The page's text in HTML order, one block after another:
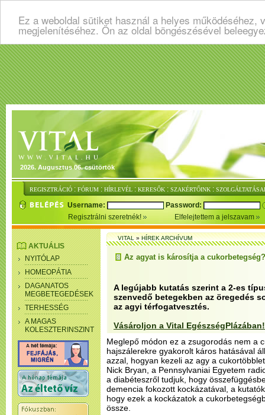
Ez a weboldal sütiket használ a helyes
megjelenítéséhez. Ön az oldal böngészésével
2026. Augusztus 06. csütörtök
REGISZTRÁCIÓ : FÓRUM : HÍRLEVÉL : KERESŐK : SZAKÉRTŐINK :
Username:
Password:
Regisztrálni szeretnék!
Elfelejtettem a jelszavam
AKTUÁLIS
NYITÓLAP
HOMEOPÁTIA
DAGANATOS
MEGBETEGEDÉSEK
TERHESSÉG
A MAGAS
KOLESZTERINSZINT
VITAL»HÍREK ARCHÍVUM
Az agyat is károsítja a cukorbetegség?
A legújabb kutatás szerint a 2-es
szenvedő betegekben az öregedés
az agyi térfogatvesztés.
Vásároljon a Vital EgészségPlázában!
Meglepő módon ez a zsugorodás nem a
hajszálerekre gyakorolt káros hatásával
azzal, hogyan kezeli az agy a
Nick Bryan, a Pennsylvaniai Egyetem
a diabéteszről tudjuk, hogy
demencia fokozott kockázatával, a
hogy ezek a kockázatok a
össze.